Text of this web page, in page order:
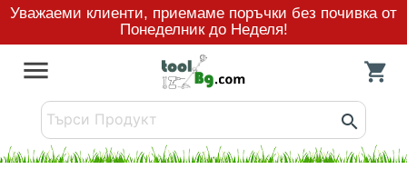
Уважаеми клиенти, приемаме поръчки без почивка от
Понеделник до Неделя!
menu
search
shopping_cart